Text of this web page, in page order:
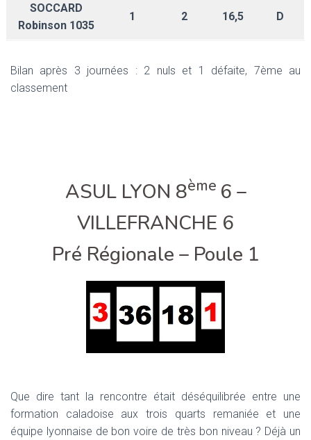
SOCCARD
Robinson 1035
1 2 16,5 D
Bilan après 3 journées : 2 nuls et 1 défaite, 7ème au
classement
ASUL LYON 8ème 6 –
VILLEFRANCHE 6
Pré Régionale – Poule 1
Que dire tant la rencontre était déséquilibrée entre une
formation caladoise aux trois quarts remaniée et une
équipe lyonnaise de bon voire de très bon niveau ? Déjà un